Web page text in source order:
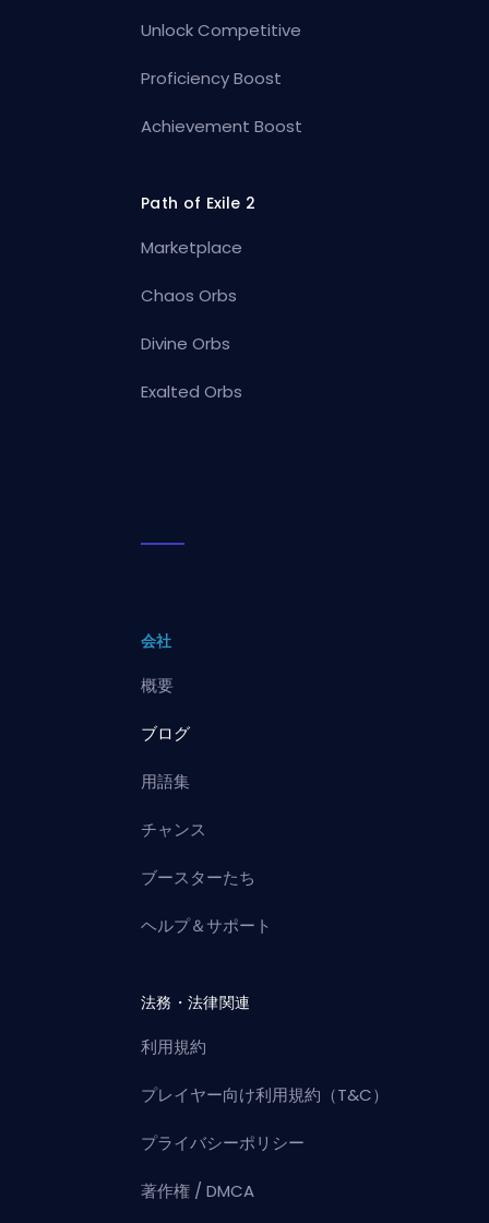
Unlock Competitive
Proficiency Boost
Achievement Boost
Path of Exile 2
Marketplace
Chaos Orbs
Divine Orbs
Exalted Orbs
会社
概要
ブログ
用語集
チャンス
ブースターたち
ヘルプ＆サポート
法務・法律関連
利用規約
プレイヤー向け利用規約（T&C）
プライバシーポリシー
著作権 / DMCA